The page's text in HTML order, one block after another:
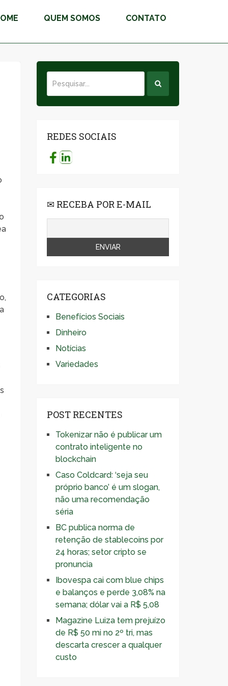
QUEM SOMOS CONTATO
REDES SOCIAIS
✉ RECEBA POR E-MAIL
CATEGORIAS
Benefícios Sociais
Dinheiro
Notícias
Variedades
POST RECENTES
Tokenizar não é publicar um
contrato inteligente no
blockchain
Caso Coldcard: ‘seja seu
próprio banco’ é um slogan,
não uma recomendação
séria
BC publica norma de
retenção de stablecoins por
24 horas; setor cripto se
pronuncia
Ibovespa cai com blue chips
e balanços e perde 3,08% na
semana; dólar vai a R$ 5,08
Magazine Luiza tem prejuízo
de R$ 50 mi no 2º tri, mas
descarta crescer a qualquer
custo